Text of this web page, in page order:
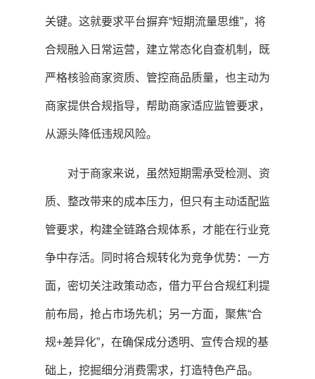
关键。这就要求平台摒弃“短期流量思维”，将
合规融入日常运营，建立常态化自查机制，既
严格核验商家资质、管控商品质量，也主动为
商家提供合规指导，帮助商家适应监管要求，
从源头降低违规风险。
对于商家来说，虽然短期需承受检测、资
质、整改带来的成本压力，但只有主动适配监
管要求，构建全链路合规体系，才能在行业竞
争中存活。同时将合规转化为竞争优势：一方
面，密切关注政策动态，借力平台合规红利提
前布局，抢占市场先机；另一方面，聚焦“合
规+差异化”，在确保成分透明、宣传合规的基
础上，挖掘细分消费需求，打造特色产品。